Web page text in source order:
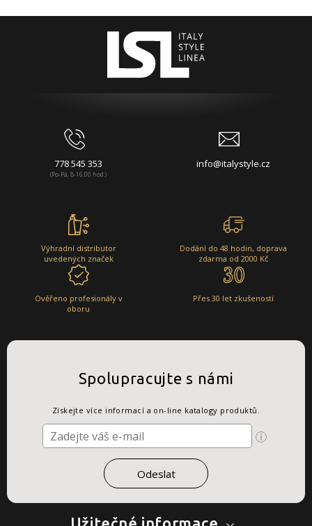
778 545 353
(Po-Pá, 8-16:00 hod.)
info@italystyle.cz
Výhradní distributor
uvedených značek
Dodání do 48 hodin, doprava
zdarma od 2000 Kč
Ověřeno profesionály v
oboru
Přes 30 let zkušeností
Spolupracujte s námi
Získejte více informací a on-line katalogy produktů.